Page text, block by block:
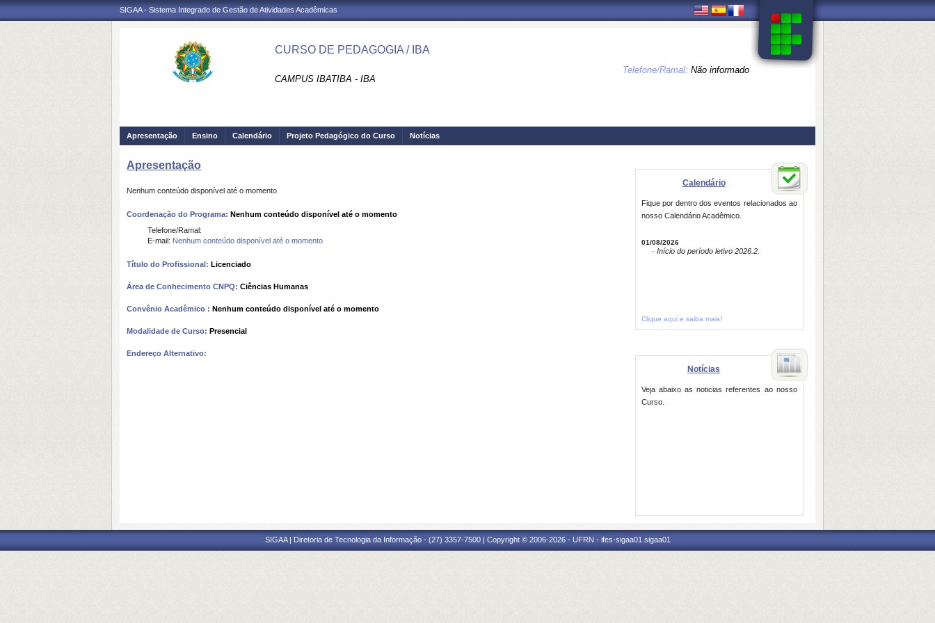
SIGAA - Sistema Integrado de Gestão de Atividades Acadêmicas
CURSO DE PEDAGOGIA / IBA
CAMPUS IBATIBA - IBA
Telefone/Ramal: Não informado
Apresentação Ensino Calendário Projeto Pedagógico do Curso Notícias
Apresentação
Nenhum conteúdo disponível até o momento
Coordenação do Programa: Nenhum conteúdo disponível até o momento
Telefone/Ramal:
E-mail: Nenhum conteúdo disponível até o momento
Título do Profissional: Licenciado
Área de Conhecimento CNPQ: Ciências Humanas
Convênio Acadêmico : Nenhum conteúdo disponível até o momento
Modalidade de Curso: Presencial
Endereço Alternativo:
Calendário
Fique por dentro dos eventos relacionados ao
nosso Calendário Acadêmico.
01/08/2026
· Início do período letivo 2026.2.
Clique aqui e saiba mais!
Notícias
Veja abaixo as noticias referentes ao nosso
Curso.
SIGAA | Diretoria de Tecnologia da Informação - (27) 3357-7500 | Copyright © 2006-2026 - UFRN - ifes-sigaa01.sigaa01